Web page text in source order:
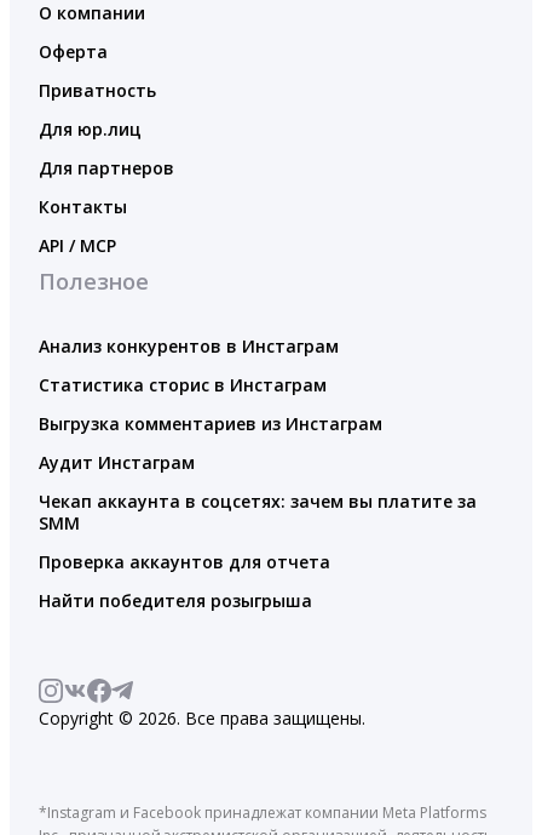
О компании
Оферта
Приватность
Для юр.лиц
Для партнеров
Контакты
API / MCP
Полезное
Анализ конкурентов в Инстаграм
Статистика сторис в Инстаграм
Выгрузка комментариев из Инстаграм
Аудит Инстаграм
Чекап аккаунта в соцсетях: зачем вы платите за
SMM
Проверка аккаунтов для отчета
Найти победителя розыгрыша
Copyright © 2026. Все права защищены.
*Instagram и Facebook принадлежат компании Meta Platforms